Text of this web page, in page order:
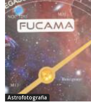
Astrofotografia